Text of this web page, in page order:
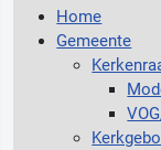
Home
Gemeente